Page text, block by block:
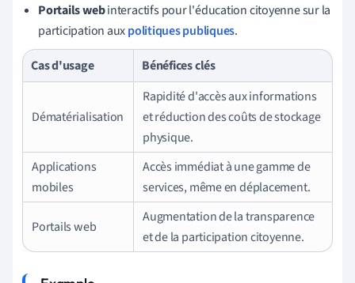
Portails webinteractifs pour l'éducation citoyenne sur la
participation auxpolitiques publiques.
Cas d'usage
Bénéfices clés
Dématérialisation
Rapidité d'accès aux informations
et réduction des coûts de stockage
physique.
Applications
mobiles
Accès immédiat à une gamme de
services, même en déplacement.
Portails web
Augmentation de la transparence
et de la participation citoyenne.